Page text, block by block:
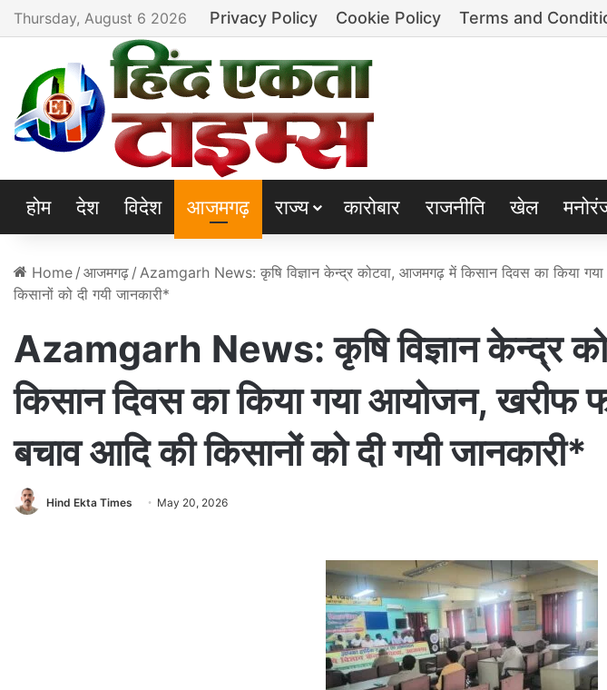
Thursday, August 6 2026 Privacy Policy Cookie Policy Terms and
होम देश विदेश आजमगढ़ राज्य कारोबार राजनीति खेल
Home / आजमगढ़ / Azamgarh News: कृषि विज्ञान केन्द्र कोटवा, आजमगढ़ में किसान दिवस का किया
किसानों को दी गयी जानकारी*
Azamgarh News: कृषि विज्ञान केन्द्र
किसान दिवस का किया गया आयोजन, खरीफ
बचाव आदि की किसानों को दी गयी जानकारी*
Hind Ekta Times May 20, 2026